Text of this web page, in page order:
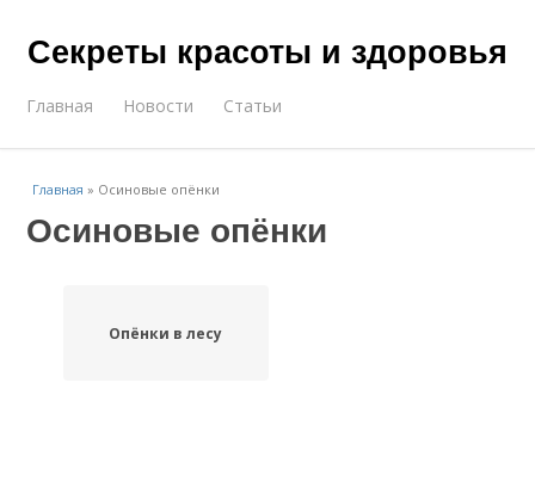
Секреты красоты и здоровья
Главная Новости Статьи
Главная » Осиновые опёнки
Осиновые опёнки
Опёнки в лесу